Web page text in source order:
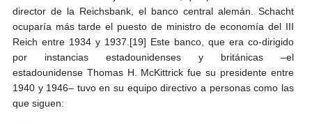
director de la Reichsbank, el banco central alemán. Schacht
ocuparía más tarde el puesto de ministro de economía del III
Reich entre 1934 y 1937.[19] Este banco, que era co-dirigido
por instancias estadounidenses y británicas –el
estadounidense Thomas H. McKittrick fue su presidente entre
1940 y 1946– tuvo en su equipo directivo a personas como las
que siguen: